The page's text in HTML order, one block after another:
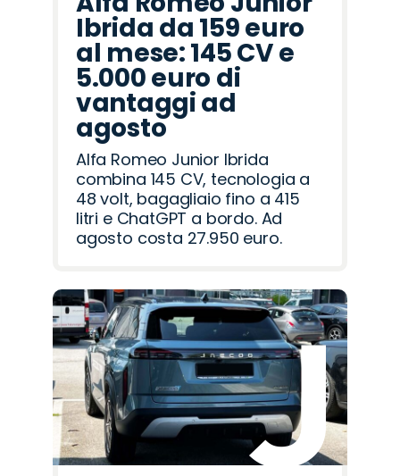
Ibrida da 159 euro
al mese: 145 CV e
5.000 euro di
vantaggi ad
agosto
Alfa Romeo Junior Ibrida
combina 145 CV, tecnologia a
48 volt, bagagliaio fino a 415
litri e ChatGPT a bordo. Ad
agosto costa 27.950 euro.